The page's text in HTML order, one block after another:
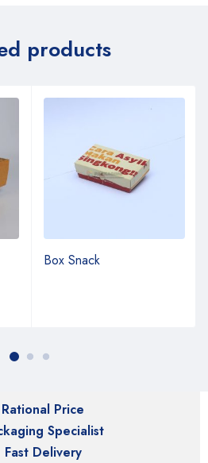
products
Box Snack
Rational Price
Specialist
Fast Delivery